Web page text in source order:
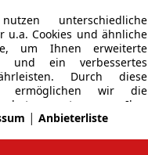
unterschiedliche
u.a. Cookies und ähnliche
um Ihnen erweiterte
und ein verbessertes
Durch diese
ermöglichen wir die
- etwa, um Ihre
Besuch fortzusetzen,
und Nachrichten
| Anbieterliste